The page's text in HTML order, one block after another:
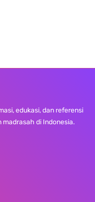
edukasi, dan referensi
di Indonesia.